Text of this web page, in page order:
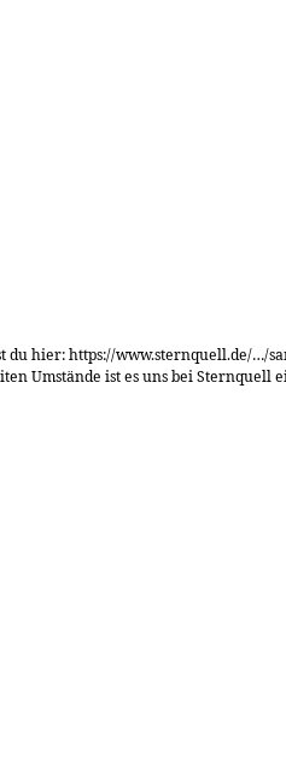
hier: https://www.sternquell.de/
Umstände ist es uns bei